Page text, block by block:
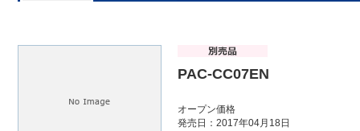
PAC-CC07EN
オープン価格
発売日：2017年04月18日